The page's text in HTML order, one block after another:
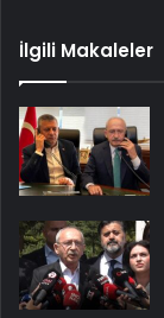
İlgili Makaleler